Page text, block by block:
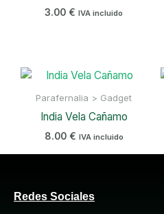
3.00 € IVA incluido
Parafernalia > Gadget
India Vela Cañamo
8.00 € IVA incluido
Redes Sociales